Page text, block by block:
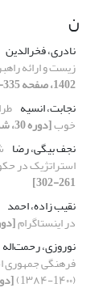
ن
نادری، فخرالدین
زیست و ارائه
1402، صفحه 335-374]
نجابت، انسیه
خوب[دوره 30، شماره 115، 1402، صفحه 235-267]
نجف بیگی، رضا
استراتژیک در
261-302]
نقیب زاده، احمد
در اینستاگرام[دوره 30، شماره
نوروزی، رحمت‌اله
فرهنگی جمهوری
(1۴۰۰-1۳۸۴) [دوره 30، شماره